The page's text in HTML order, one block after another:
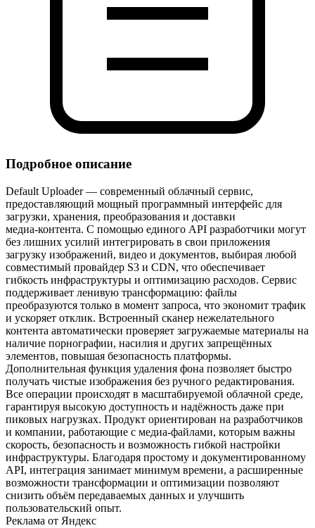
Подробное описание
Default Uploader — современный облачный сервис,
предоставляющий мощный программный интерфейс для
загрузки, хранения, преобразования и доставки
медиа‑контента. С помощью единого API разработчики могут
без лишних усилий интегрировать в свои приложения
загрузку изображений, видео и документов, выбирая любой
совместимый провайдер S3 и CDN, что обеспечивает
гибкость инфраструктуры и оптимизацию расходов. Сервис
поддерживает ленивую трансформацию: файлы
преобразуются только в момент запроса, что экономит трафик
и ускоряет отклик. Встроенный сканер нежелательного
контента автоматически проверяет загружаемые материалы на
наличие порнографии, насилия и других запрещённых
элементов, повышая безопасность платформы.
Дополнительная функция удаления фона позволяет быстро
получать чистые изображения без ручного редактирования.
Все операции происходят в масштабируемой облачной среде,
гарантируя высокую доступность и надёжность даже при
пиковых нагрузках. Продукт ориентирован на разработчиков
и компании, работающие с медиа‑файлами, которым важны
скорость, безопасность и возможность гибкой настройки
инфраструктуры. Благодаря простому и документированному
API, интеграция занимает минимум времени, а расширенные
возможности трансформации и оптимизации позволяют
снизить объём передаваемых данных и улучшить
пользовательский опыт.
Реклама от Яндекс